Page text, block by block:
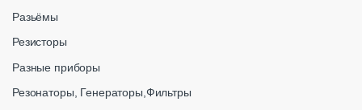
Разьёмы
Резисторы
Разные приборы
Резонаторы, Генераторы,Фильтры